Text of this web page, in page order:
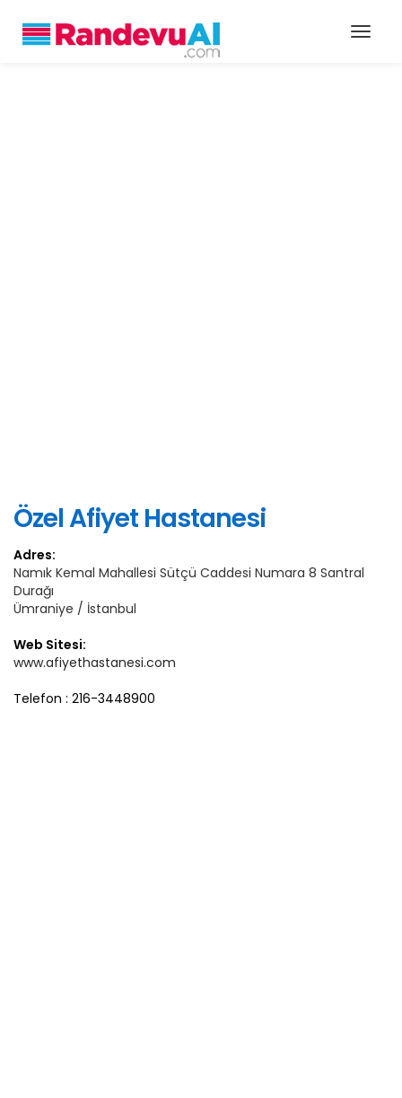
Özel Afiyet Hastanesi
Adres:
Namık Kemal Mahallesi Sütçü Caddesi Numara 8 Santral
Durağı
Ümraniye / İstanbul
Web Sitesi:
www.afiyethastanesi.com
Telefon : 216-3448900